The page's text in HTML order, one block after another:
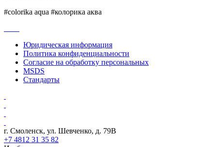
#colorika aqua #колорика аква
Юридическая информация
Политика конфиденциальности
Согласие на обработку персональных
MSDS
Стандарты
г. Смоленск, ул. Шевченко, д. 79В
+7 4812 31 35 82